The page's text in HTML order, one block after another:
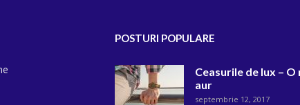
POSTURI POPULARE
Ceasurile de lux – O
aur
septembrie 12, 2017